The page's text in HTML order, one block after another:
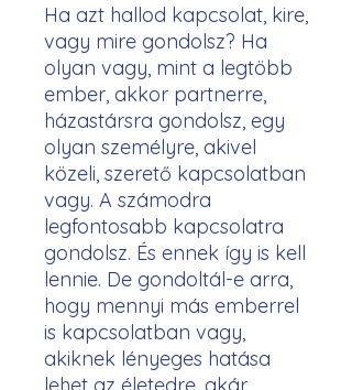
Ha azt hallod kapcsolat, kire,
vagy mire gondolsz? Ha
olyan vagy, mint a legtöbb
ember, akkor partnerre,
házastársra gondolsz, egy
olyan személyre, akivel
közeli, szerető kapcsolatban
vagy. A számodra
legfontosabb kapcsolatra
gondolsz. És ennek így is kell
lennie. De gondoltál-e arra,
hogy mennyi más emberrel
is kapcsolatban vagy,
akiknek lényeges hatása
lehet az életedre, akár